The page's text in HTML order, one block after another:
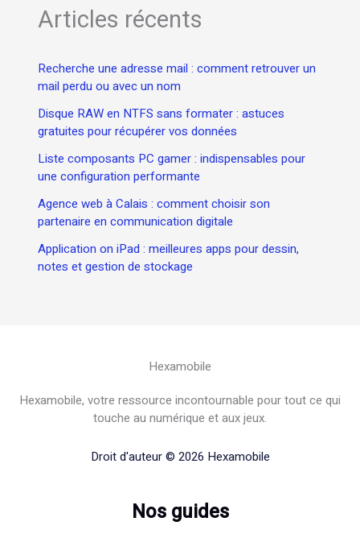
Articles récents
Recherche une adresse mail : comment retrouver un
mail perdu ou avec un nom
Disque RAW en NTFS sans formater : astuces
gratuites pour récupérer vos données
Liste composants PC gamer : indispensables pour
une configuration performante
Agence web à Calais : comment choisir son
partenaire en communication digitale
Application on iPad : meilleures apps pour dessin,
notes et gestion de stockage
Hexamobile
Hexamobile, votre ressource incontournable pour tout ce qui
touche au numérique et aux jeux.
Droit d'auteur © 2026 Hexamobile
Nos guides